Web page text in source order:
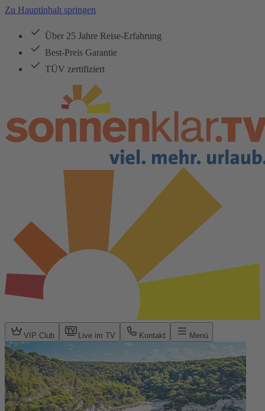
Zu Hauptinhalt springen
Über 25 Jahre Reise-Erfahrung
Best-Preis Garantie
TÜV zertifiziert
VIP Club Live im TV Kontakt Menü